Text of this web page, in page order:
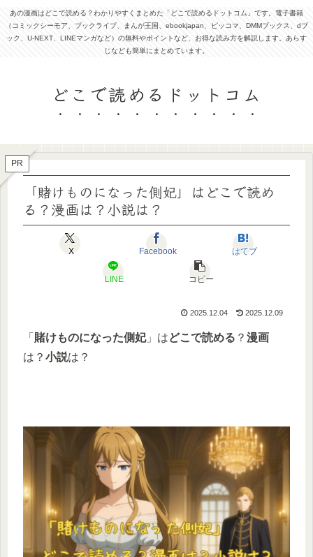
あの漫画はどこで読める？わかりやすくまとめた「どこで読めるドットコム」です。電子書籍
（コミックシーモア、ブックライブ、まんが王国、ebookjapan、ピッコマ、DMMブックス、dブ
ック、U-NEXT、LINEマンガなど）の無料やポイントなど、お得な読み方を解説します。あらす
じなども簡単にまとめています。
どこで読めるドットコム
PR
「賭けものになった側妃」はどこで読め
る？漫画は？小説は？
X Facebook はてブ
LINE コピー
2025.12.04 2025.12.09
「 賭けものになった側妃」はどこで読める ？ 漫画
は？ 小説は？